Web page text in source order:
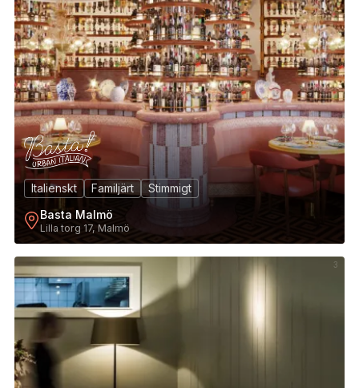
Italienskt Familjärt
Stimmigt
Basta Malmö
Lilla torg 17, Malmö
3